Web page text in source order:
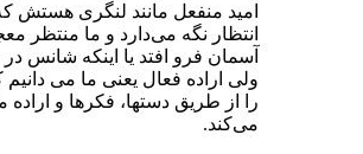
امید منفعل مانند لنگری هستش
انتظار نگه می‌دارد و ما منتظر
آسمان فرو افتد یا اینکه شانس در
ولی اراده فعال یعنی ما می
را از طریق دستها، فکرها و
می‌کند.